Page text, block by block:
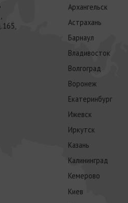
Архангельск
Астрахань
Барнаул
Владивосток
Волгоград
Воронеж
Екатеринбург
Ижевск
Иркутск
Казань
Калининград
Кемерово
Киев